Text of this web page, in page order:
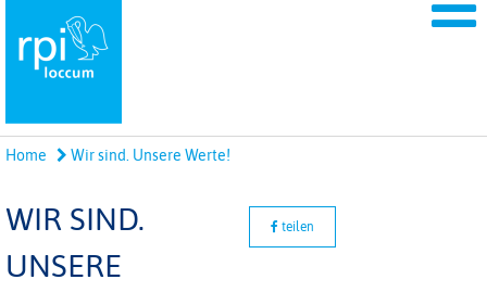
Home Wir sind. Unsere Werte!
WIR SIND.
UNSERE
teilen